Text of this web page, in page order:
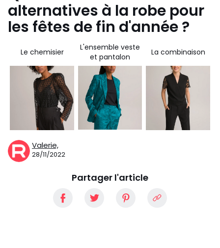
alternatives à la robe pour
les fêtes de fin d'année ?
Le chemisier
L'ensemble veste
et pantalon
La combinaison
Valerie,
28/11/2022
Partager l'article